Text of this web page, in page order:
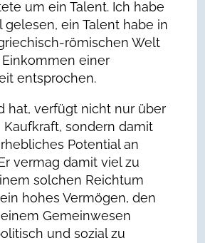
um ein Talent. Ich habe
gelesen, ein Talent habe in
römischen Welt
einer
entsprochen.
hat, verfügt nicht nur über
sondern damit
Potential an
vermag damit viel zu
solchen Reichtum
hohes Vermögen, den
Gemeinwesen
und sozial zu